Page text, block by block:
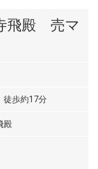
飛殿 売マ
歩約17分
殿